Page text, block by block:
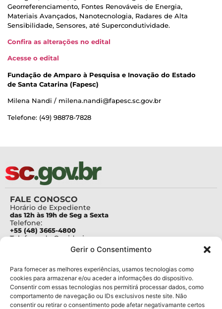
Gerir o Consentimento
Para fornecer as melhores experiências, usamos tecnologias como
cookies para armazenar e/ou aceder a informações do dispositivo.
Consentir com essas tecnologias nos permitirá processar dados, como
comportamento de navegação ou IDs exclusivos neste site. Não
consentir ou retirar o consentimento pode afetar negativamante certos
Georreferenciamento, Fontes Renováveis de Energia,
Materiais Avançados, Nanotecnologia, Radares de Alta
Sensibilidade, Sensores, até Supercondutividade.
Confira as alterações no edital
Acesse o edital
Fundação de Amparo à Pesquisa e Inovação do Estado
de Santa Catarina (Fapesc)
Milena Nandi / milena.nandi@fapesc.sc.gov.br
Telefone: (49) 98878-7828
FALE CONOSCO
Horário de Expediente
das 12h às 19h de Seg a Sexta
Telefone:
+55 (48) 3665-4800
Telefone da Ouvidoria
Para assuntos relacionados à Pesquisa
pesquisa@fapesc.sc.gov.br
Para assuntos relacionados à Inovação
inovacao@fapesc.sc.gov.br
Para assuntos relacionados à Bolsas
bolsas@fapesc.sc.gov.br